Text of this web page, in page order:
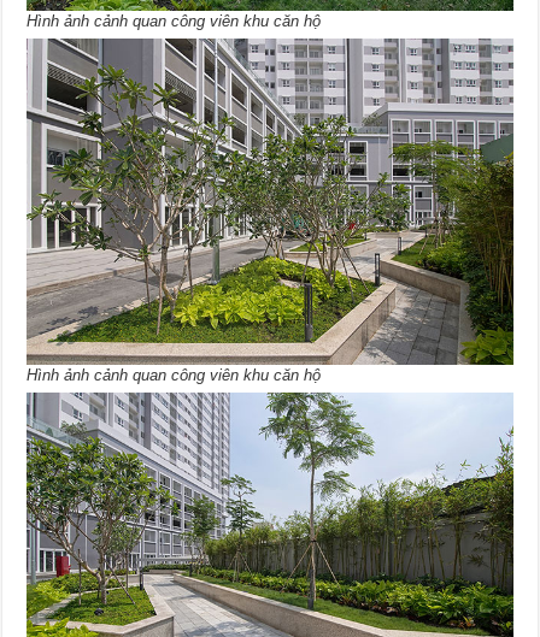
Hình ảnh cảnh quan công viên khu căn hộ
Hình ảnh cảnh quan công viên khu căn hộ